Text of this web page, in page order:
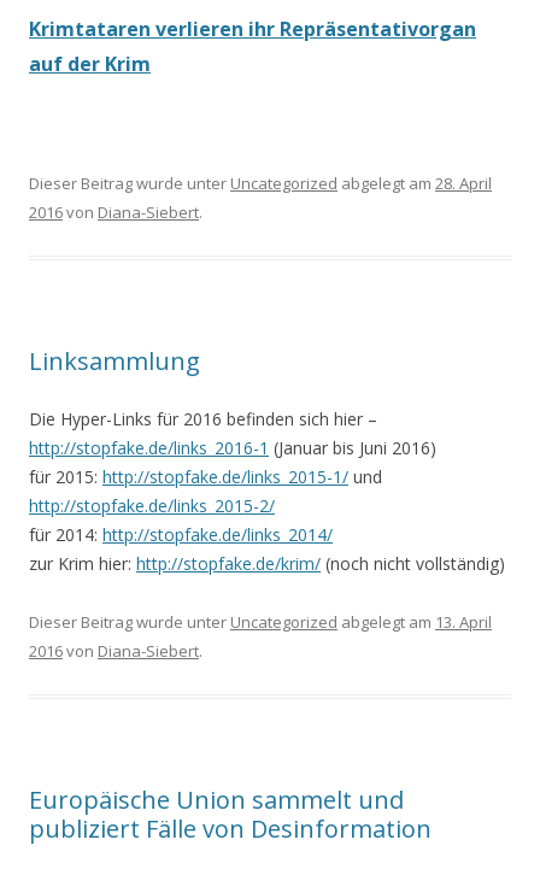
Krimtataren verlieren ihr Repräsentativorgan
auf der Krim
Dieser Beitrag wurde unter Uncategorized abgelegt am 28. April
2016von Diana-Siebert.
Linksammlung
Die Hyper-Links für 2016 befinden sich hier –
http://stopfake.de/links_2016-1 (Januar bis Juni 2016)
für 2015: http://stopfake.de/links_2015-1/ und
http://stopfake.de/links_2015-2/
für 2014: http://stopfake.de/links_2014/
zur Krim hier: http://stopfake.de/krim/ (noch nicht vollständig)
Dieser Beitrag wurde unter Uncategorized abgelegt am 13. April
2016von Diana-Siebert.
Europäische Union sammelt und
publiziert Fälle von Desinformation